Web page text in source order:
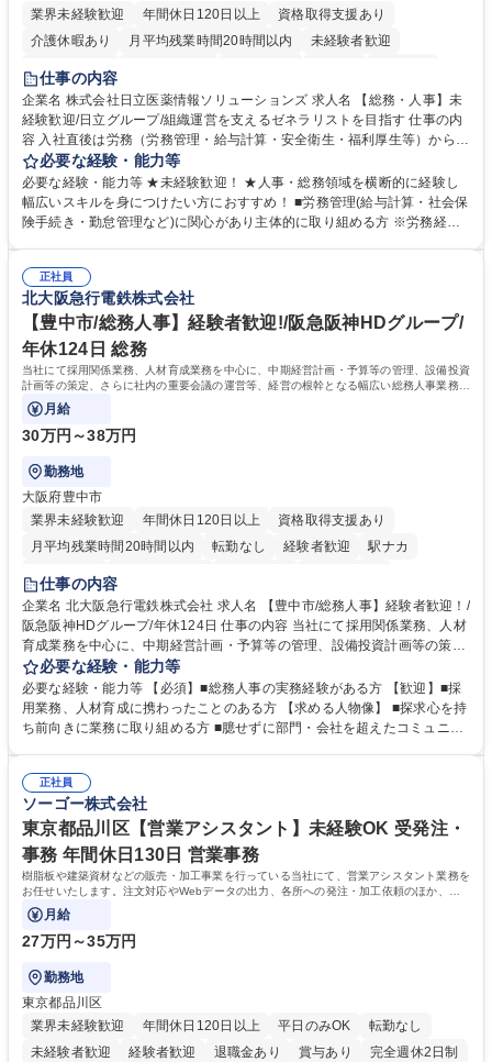
業界未経験歓迎
年間休日120日以上
資格取得支援あり
介護休暇あり
月平均残業時間20時間以内
未経験者歓迎
住宅手当あり
育休あり
完全週休2日制 交通費支給 土日祝休み 寮・社宅あり
仕事の内容
企業名 株式会社日立医薬情報ソリューションズ 求人名 【総務・人事】未
経験歓迎/日立グループ/組織運営を支えるゼネラリストを目指す 仕事の内
容 入社直後は労務（労務管理・給与計算・安全衛生・福利厚生等）からお
任せいたします。将来は総務・採用・教育業務へ守備範囲を広げ、組織運
営を支えるゼネラリストをめざせます。 ・初期業務：労働時間管理、給与
計算、社会保険対応、福利厚生管理、安全衛生、健康経営推進等をお任せ
します。ご経験に応じて、休職者管理など、幅広く経験を積んでいただき
幅広く経験を積みたい意欲がある方に最適な環境です。 募集職種 【総
務・人事】未経験歓迎/日立グループ/組織運営を支えるゼネラリストを目
指す
必要な経験・能力等
必要な経験・能力等 ★未経験歓迎！ ★人事・総務領域を横断的に経験し
幅広いスキルを身につけたい方におすすめ！ ■労務管理(給与計算・社会保
険手続き・勤怠管理など)に関心があり主体的に取り組める方 ※労務経験
のご経験 ■労務管理（給与計算・社会保険手続き・勤怠管理など）の経験
■衛生管理者の資格をお持ちの方 学歴・資格 学歴：大学院 大学 高専 短大
専修学校 高校 語学力： 資格：
正社員
北大阪急行電鉄株式会社
【豊中市/総務人事】経験者歓迎!/阪急阪神HDグループ/
年休124日 総務
当社にて採用関係業務、人材育成業務を中心に、中期経営計画・予算等の管理、設備投資
計画等の策定、さらに社内の重要会議の運営等、経営の根幹となる幅広い総務人事業務全
般を担当していただきます。
月給
30万円～38万円
勤務地
大阪府豊中市
業界未経験歓迎
年間休日120日以上
資格取得支援あり
月平均残業時間20時間以内
転勤なし 経験者歓迎
駅ナカ
退職金あり
土日祝休み
服装自由 昼食補助あり 食事補助あり
仕事の内容
企業名 北大阪急行電鉄株式会社 求人名 【豊中市/総務人事】経験者歓迎！/
阪急阪神HDグループ/年休124日 仕事の内容 当社にて採用関係業務、人材
育成業務を中心に、中期経営計画・予算等の管理、設備投資計画等の策
定、さらに社内の重要会議の運営等、経営の根幹となる幅広い総務人事業
務全般を担当していただきます。 【主な業務内容】 ■採用関係業務および
人材育成(社員研修)業務の推進 ■中期経営計画および予算等の管理 ■設備
投資計画等の策定 ■社内の重要会議の運営 ■その他総務人事業務全般 【入
務人事】経験者歓迎！/阪急阪神HDグループ/年休124日
必要な経験・能力等
必要な経験・能力等 【必須】■総務人事の実務経験がある方 【歓迎】■採
用業務、人材育成に携わったことのある方 【求める人物像】 ■探求心を持
ち前向きに業務に取り組める方 ■臆せずに部門・会社を超えたコミュニケ
囲のメンバーと協調しつつ主体性を持って能動的に業務を推進できる方 学
歴・資格 学歴：大学院 大学 高専 短大 専修学校 高校 語学力： 資格：
正社員
ソーゴー株式会社
東京都品川区【営業アシスタント】未経験OK 受発注・
事務 年間休日130日 営業事務
樹脂板や建築資材などの販売・加工事業を行っている当社にて、営業アシスタント業務を
お任せいたします。注文対応やWebデータの出力、各所への発注・加工依頼のほか、電
話・メール対応等の事務業務を担当します。
月給
27万円～35万円
勤務地
東京都品川区
業界未経験歓迎
年間休日120日以上 平日のみOK
転勤なし
未経験者歓迎
経験者歓迎 退職金あり 賞与あり 完全週休2日制